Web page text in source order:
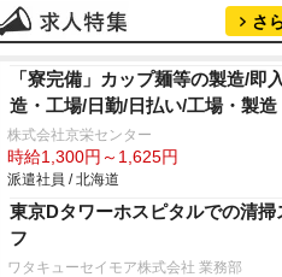
さ
「寮完備」カップ麺等の製造/即
造・工場/日勤/日払い/工場・製造
株式会社京栄センター
時給1,300円～1,625円
派遣社員 / 北海道
東京Dタワーホスピタルでの清掃
フ
ワタキューセイモア株式会社 業務部